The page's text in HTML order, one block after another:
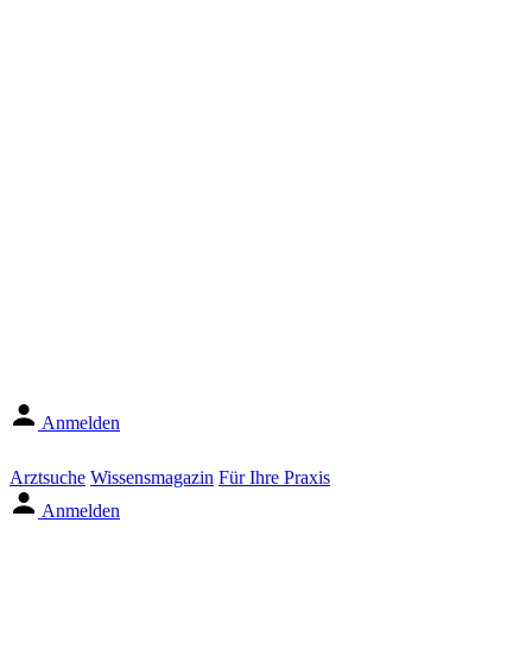
Anmelden
Arztsuche Wissensmagazin Für Ihre Praxis
Anmelden